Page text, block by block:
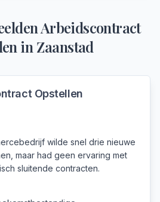
Arbeidscontract
in Zaanstad
Opstellen
wilde snel drie nieuwe
maar had geen ervaring met
sluitende contracten.